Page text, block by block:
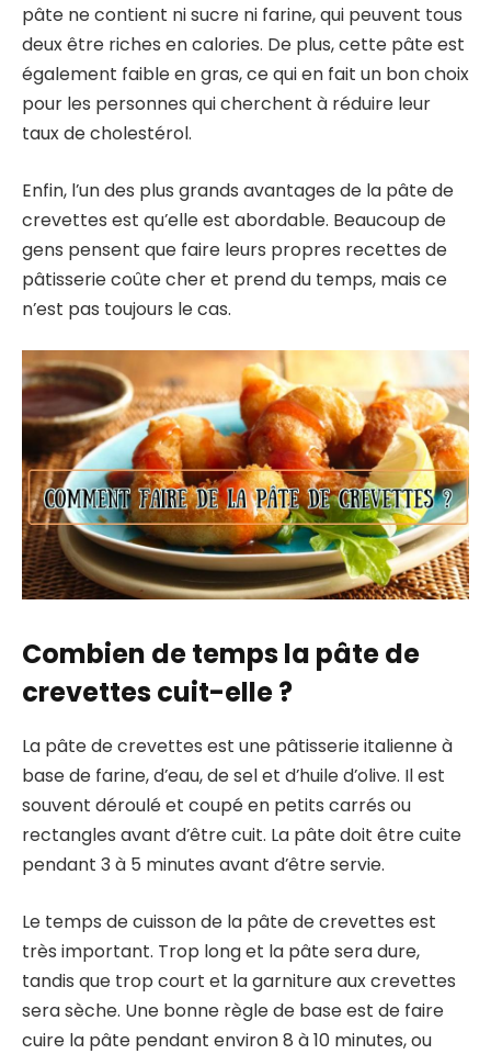
pâte ne contient ni sucre ni farine, qui peuvent tous
deux être riches en calories. De plus, cette pâte est
également faible en gras, ce qui en fait un bon choix
pour les personnes qui cherchent à réduire leur
taux de cholestérol.
Enfin, l’un des plus grands avantages de la pâte de
crevettes est qu’elle est abordable. Beaucoup de
gens pensent que faire leurs propres recettes de
pâtisserie coûte cher et prend du temps, mais ce
n’est pas toujours le cas.
Combien de temps la pâte de
crevettes cuit-elle ?
La pâte de crevettes est une pâtisserie italienne à
base de farine, d’eau, de sel et d’huile d’olive. Il est
souvent déroulé et coupé en petits carrés ou
rectangles avant d’être cuit. La pâte doit être cuite
pendant 3 à 5 minutes avant d’être servie.
Le temps de cuisson de la pâte de crevettes est
très important. Trop long et la pâte sera dure,
tandis que trop court et la garniture aux crevettes
sera sèche. Une bonne règle de base est de faire
cuire la pâte pendant environ 8 à 10 minutes, ou